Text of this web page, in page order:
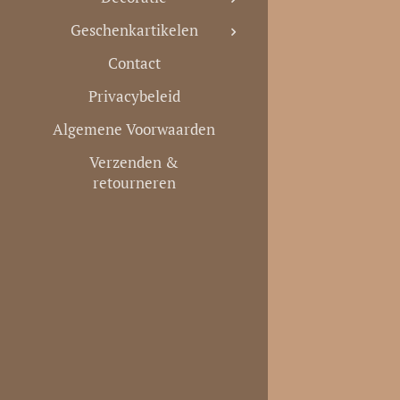
Geschenkartikelen
Contact
Privacybeleid
Algemene Voorwaarden
Verzenden &
retourneren